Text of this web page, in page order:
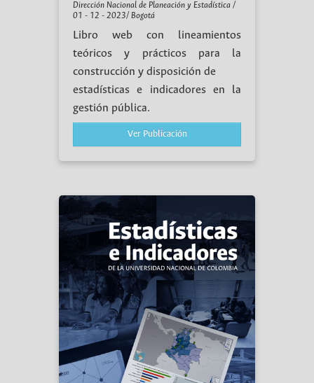
Dirección Nacional de Planeación y Estadística /
01 - 12 - 2023/ Bogotá
Libro web con lineamientos
teóricos y prácticos para la
construcción y disposición de
estadísticas e indicadores en la
gestión pública.
Ver Publicación